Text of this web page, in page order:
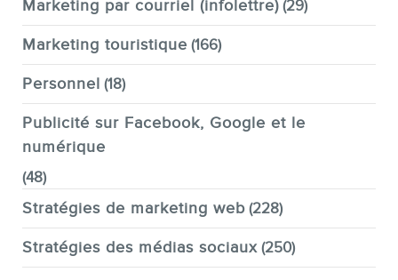
Marketing par courriel (infolettre) (29)
Marketing touristique (166)
Personnel (18)
Publicité sur Facebook, Google et le
numérique
(48)
Stratégies de marketing web (228)
Stratégies des médias sociaux (250)